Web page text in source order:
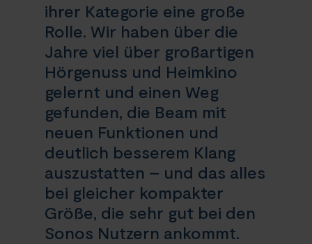
ihrer Kategorie eine große
Rolle. Wir haben über die
Jahre viel über großartigen
Hörgenuss und Heimkino
gelernt und einen Weg
gefunden, die Beam mit
neuen Funktionen und
deutlich besserem Klang
auszustatten – und das alles
bei gleicher kompakter
Größe, die sehr gut bei den
Sonos Nutzern ankommt.